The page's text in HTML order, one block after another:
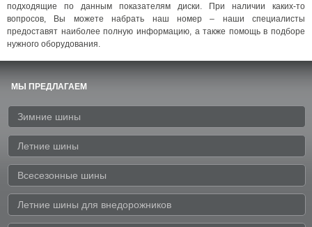
подходящие по данным показателям диски. При наличии каких-то
вопросов, Вы можете набрать наш номер – наши специалисты
предоставят наиболее полную информацию, а также помощь в подборе
нужного оборудования.
МЫ ПРЕДЛАГАЕМ
Зимние шины
Летние шины
Всесезонные шины
Летние шины для внедорожников